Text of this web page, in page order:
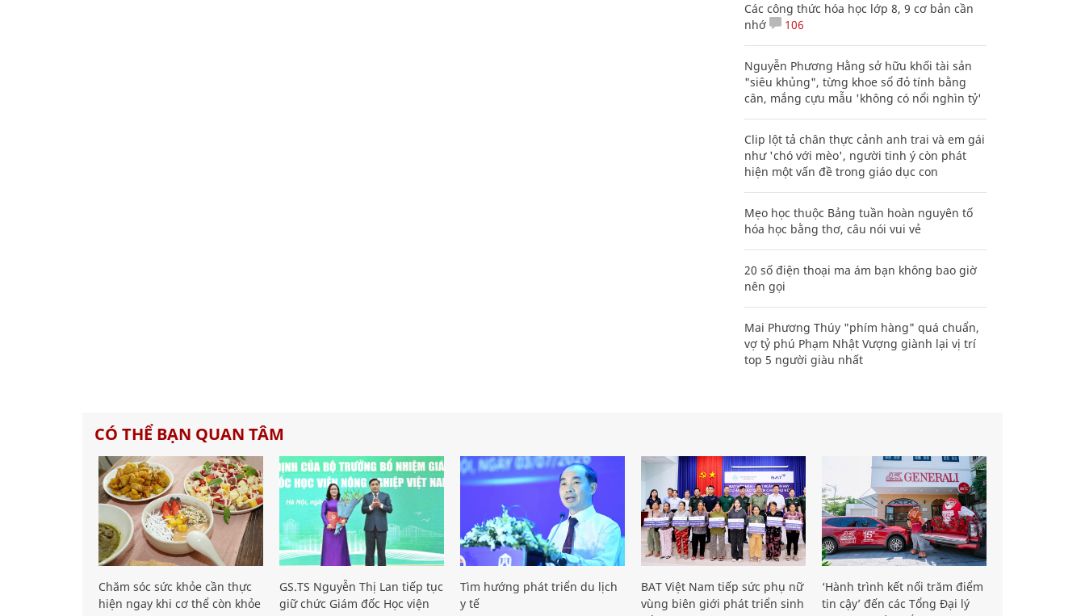
Các công thức hóa học lớp 8, 9 cơ bản cần
nhớ
106
Nguyễn Phương Hằng sở hữu khối tài sản
"siêu khủng", từng khoe sổ đỏ tính bằng
cân, mắng cựu mẫu 'không có nổi nghìn tỷ'
Clip lột tả chân thực cảnh anh trai và em gái
như 'chó với mèo', người tinh ý còn phát
hiện một vấn đề trong giáo dục con
Mẹo học thuộc Bảng tuần hoàn nguyên tố
hóa học bằng thơ, câu nói vui vẻ
20 số điện thoại ma ám bạn không bao giờ
nên gọi
Mai Phương Thúy "phím hàng" quá chuẩn,
vợ tỷ phú Phạm Nhật Vượng giành lại vị trí
top 5 người giàu nhất
CÓ THỂ BẠN QUAN TÂM
Chăm sóc sức khỏe cần thực
hiện ngay khi cơ thể còn khỏe
GS.TS Nguyễn Thị Lan tiếp tục
giữ chức Giám đốc Học viện
Tìm hướng phát triển du lịch
y tế
BAT Việt Nam tiếp sức phụ nữ
vùng biên giới phát triển sinh
‘Hành trình kết nối trăm điểm
tin cậy’ đến các Tổng Đại lý